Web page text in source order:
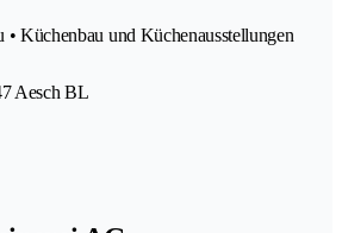
• Küchenbau und Küchenausstellungen
Aesch BL